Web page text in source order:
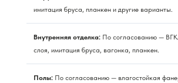
имитация бруса, планкен и другие варианты.
Внутренняя отделка: По согласованию —
слоя, имитация бруса, вагонка, планкен.
Полы: По согласованию — влагостойкая